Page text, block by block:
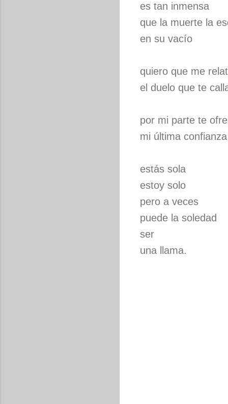
es tan inmensa
que la muerte la
en su vacío
quiero que me
el duelo que te
por mi parte te
mi última confianza
estás sola
estoy solo
pero a veces
puede la soledad
ser
una llama.